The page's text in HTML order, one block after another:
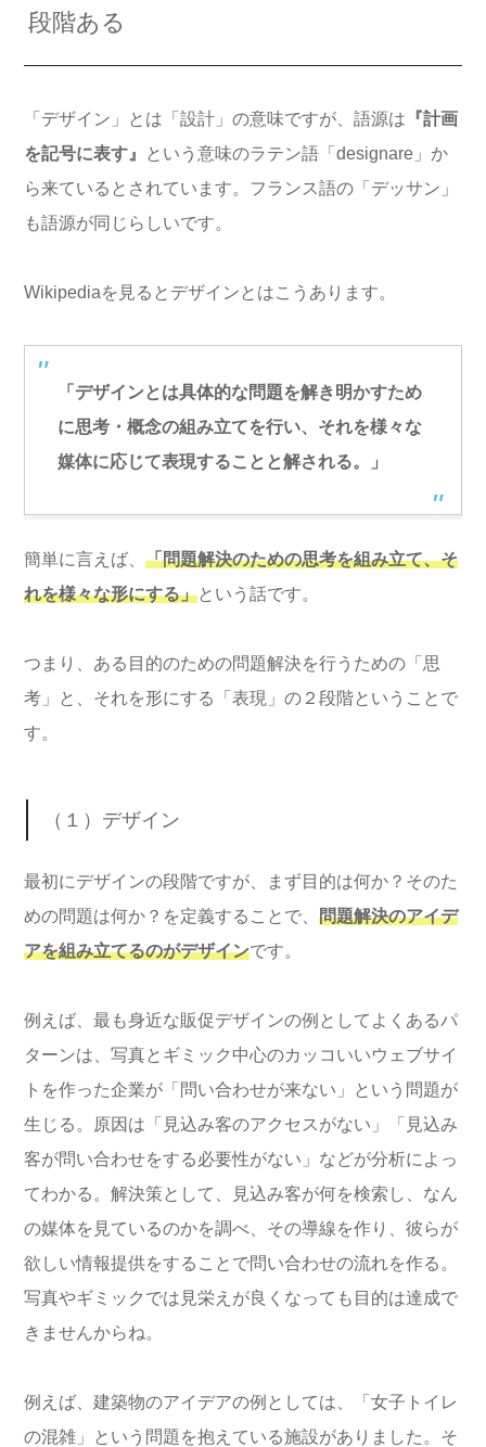
段階ある
「デザイン」とは「設計」の意味ですが、語源は 『計画
を記号に表す』
という意味のラテン語「designare」か
ら来ているとされています。フランス語の「デッサン」
も語源が同じらしいです。
Wikipediaを見るとデザインとはこうあります。
「デザインとは具体的な問題を解き明かすため
に思考・概念の組み立てを行い、それを様々な
媒体に応じて表現することと解される。」
簡単に言えば、 「問題解決のための思考を組み立て、そ
れを様々な形にする」という話です。
つまり、ある目的のための問題解決を行うための「思
考」と、それを形にする「表現」の２段階ということで
す。
（１）デザイン
最初にデザインの段階ですが、まず目的は何か？そのた
めの問題は何か？を定義することで、 問題解決のアイデ
アを組み立てるのがデザインです。
例えば、最も身近な販促デザインの例としてよくあるパ
ターンは、写真とギミック中心のカッコいいウェブサイ
トを作った企業が「問い合わせが来ない」という問題が
生じる。原因は「見込み客のアクセスがない」「見込み
客が問い合わせをする必要性がない」などが分析によっ
てわかる。解決策として、見込み客が何を検索し、なん
の媒体を見ているのかを調べ、その導線を作り、彼らが
欲しい情報提供をすることで問い合わせの流れを作る。
写真やギミックでは見栄えが良くなっても目的は達成で
きませんからね。
例えば、建築物のアイデアの例としては、「女子トイレ
の混雑」という問題を抱えている施設がありました。そ